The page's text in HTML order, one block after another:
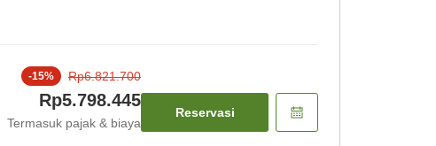
-15% Rp6.821.700
Rp5.798.445
Termasuk pajak & biaya
Reservasi